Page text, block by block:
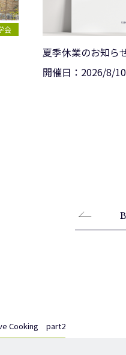
会
夏季休業のお知ら
開催日： 2026/8/
Cooking part2